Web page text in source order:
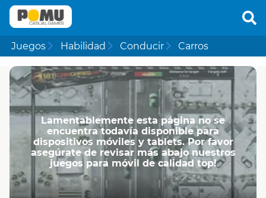
Juegos Habilidad Conducir Carros
Lamentablemente esta página no se
encuentra todavía disponible para
dispositivos móviles y tablets. Por favor
asegúrate de revisar más abajo nuestros
juegos para móvil de calidad top!